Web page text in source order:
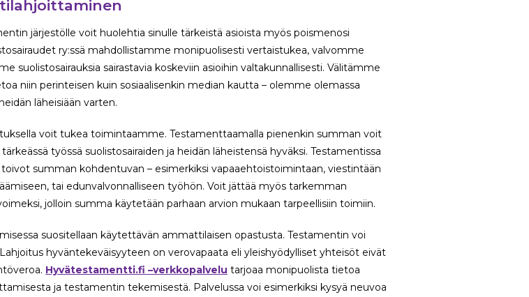
järjestölle voit huolehtia sinulle tärkeistä asioista myös poismenosi
ry:ssä mahdollistamme monipuolisesti vertaistukea, valvomme
suolistosairauksia sairastavia koskeviin asioihin valtakunnallisesti. Välitämme
niin perinteisen kuin sosiaalisenkin median kautta – olemme olemassa
läheisiään varten.
voit tukea toimintaamme. Testamenttaamalla pienenkin summan voit
työssä suolistosairaiden ja heidän läheistensä hyväksi. Testamentissa
summan kohdentuvan – esimerkiksi vapaaehtoistoimintaan, viestintään
tai edunvalvonnalliseen työhön. Voit jättää myös tarkemman
jolloin summa käytetään parhaan arvion mukaan tarpeellisiin toimiin.
suositellaan käytettävän ammattilaisen opastusta. Testamentin voi
hyväntekeväisyyteen on verovapaata eli yleishyödylliset yhteisöt eivät
Hyvätestamentti.fi –verkkopalvelu tarjoaa monipuolista tietoa
ja testamentin tekemisestä. Palvelussa voi esimerkiksi kysyä neuvoa